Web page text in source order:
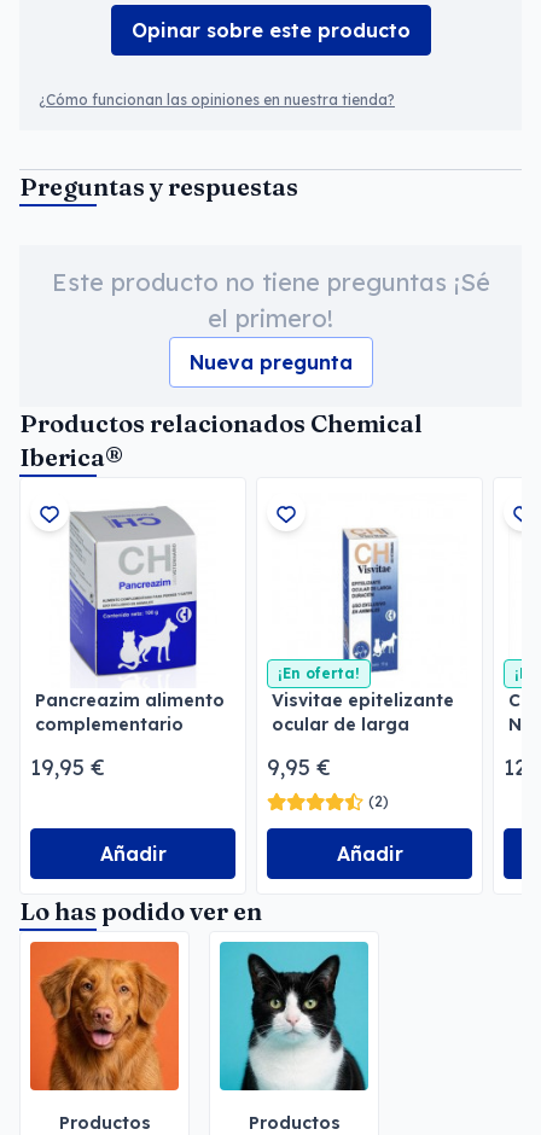
Opinar sobre este producto
¿Cómo funcionan las opiniones en nuestra tienda?
Preguntas y respuestas
Este producto no tiene preguntas ¡Sé
el primero!
Nueva pregunta
Productos relacionados Chemical
Iberica®
Pancreazim alimento
complementario
19,95 €
Añadir
¡En oferta!
Visvitae epitelizante
ocular de larga
9,95 €
(2)
Añadir
Lo has podido ver en
Productos
Productos